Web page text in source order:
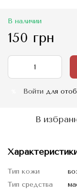
В наличии
150 грн
Войти для
В
Тип кожи
Тип средства